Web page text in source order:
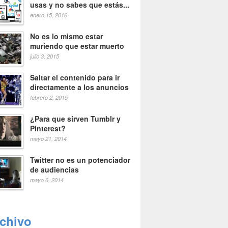
usas y no sabes que estás...
enero 15, 2016
No es lo mismo estar
muriendo que estar muerto
julio 3, 2015
Saltar el contenido para ir
directamente a los anuncios
febrero 2, 2015
¿Para que sirven Tumblr y
Pinterest?
mayo 21, 2014
Twitter no es un potenciador
de audiencias
mayo 6, 2014